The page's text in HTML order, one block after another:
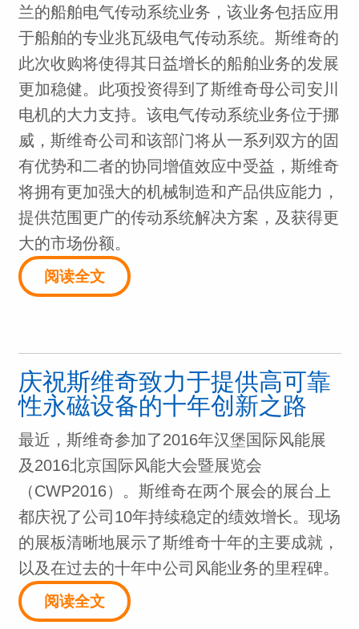
兰的船舶电气传动系统业务，该业务包括应用
于船舶的专业兆瓦级电气传动系统。斯维奇的
此次收购将使得其日益增长的船舶业务的发展
更加稳健。此项投资得到了斯维奇母公司安川
电机的大力支持。该电气传动系统业务位于挪
威，斯维奇公司和该部门将从一系列双方的固
有优势和二者的协同增值效应中受益，斯维奇
将拥有更加强大的机械制造和产品供应能力，
提供范围更广的传动系统解决方案，及获得更
大的市场份额。
阅读全文
庆祝斯维奇致力于提供高可靠
性永磁设备的十年创新之路
最近，斯维奇参加了2016年汉堡国际风能展
及2016北京国际风能大会暨展览会
（CWP2016）。斯维奇在两个展会的展台上
都庆祝了公司10年持续稳定的绩效增长。现场
的展板清晰地展示了斯维奇十年的主要成就，
以及在过去的十年中公司风能业务的里程碑。
阅读全文